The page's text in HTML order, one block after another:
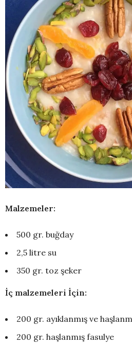
Malzemeler:
500 gr. buğday
2,5 litre su
350 gr. toz şeker
İç malzemeleri İçin:
200 gr. ayıklanmış ve
200 gr. haşlanmış fasulye